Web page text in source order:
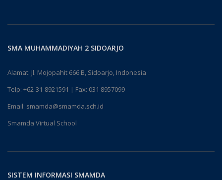
SMA MUHAMMADIYAH 2 SIDOARJO
Alamat: Jl. Mojopahit 666 B, Sidoarjo, Indonesia
Telp: +62-31-8921591 | Fax: 031 8957099
Email: smamda@smamda.sch.id
Smamda Virtual School
SISTEM INFORMASI SMAMDA